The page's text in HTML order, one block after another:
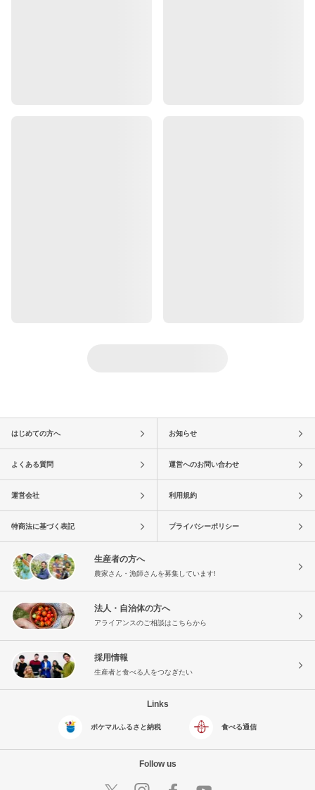
はじめての方へ お知らせ
よくある質問 運営へのお問い合わせ
運営会社 利用規約
特商法に基づく表記 プライバシーポリシー
生産者の方へ
農家さん・漁師さんを募集しています!
法人・自治体の方へ
アライアンスのご相談はこちらから
採用情報
生産者と食べる人をつなぎたい
Links
ポケマルふるさと納税 食べる通信
Follow us